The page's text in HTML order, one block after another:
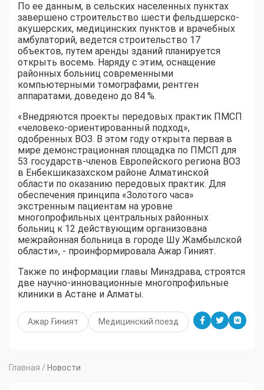
По ее данным, в сельских населенных пунктах
завершено строительство шести фельдшерско-
акушерских, медицинских пунктов и врачебных
амбулаторий, ведется строительство 17
объектов, путем аренды зданий планируется
открыть восемь. Наряду с этим, оснащение
районных больниц современными
компьютерными томографами, рентген
аппаратами, доведено до 84 %.
«Внедряются проекты передовых практик ПМСП
«человеко-ориентированный подход»,
одобренных ВОЗ. В этом году открыта первая в
мире демонстрационная площадка по ПМСП для
53 государств-членов Европейского региона ВОЗ
в Енбекшиказахском районе Алматинской
области по оказанию передовых практик. Для
обеспечения принципа «Золотого часа»
экстренным пациентам на уровне
многопрофильных центральных районных
больниц к 12 действующим организована
межрайонная больница в городе Шу Жамбылской
области», - проинформировала Ажар Гиният.
Также по информации главы Минздрава, строятся
две научно-инновационные многопрофильные
клиники в Астане и Алматы.
Ажар Ғиният Медицинский поезд
Главная / Новости